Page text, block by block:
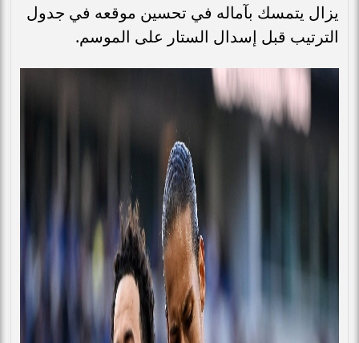
يزال يتمسك بآماله في تحسين موقعه في جدول
الترتيب قبل إسدال الستار على الموسم.